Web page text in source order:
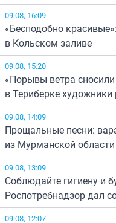
09.08, 16:09
«Бесподобно
в Кольском заливе
09.08, 15:20
«Порывы ветра
в Териберке
09.08, 14:09
Прощальные песни:
из Мурманской области
09.08, 13:09
Соблюдайте гигиену и
Роспотребнадзор дал
09.08, 12:07